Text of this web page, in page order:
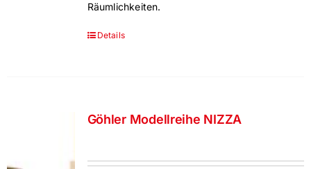
Räumlichkeiten.
Details
Göhler Modellreihe NIZZA